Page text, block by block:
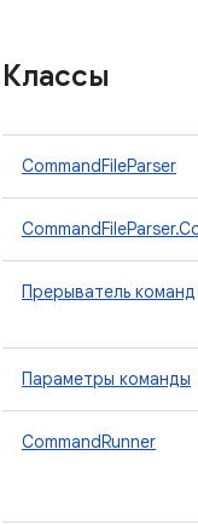
Классы
CommandFileParser
Прерыватель команд
Параметры команды
CommandRunner